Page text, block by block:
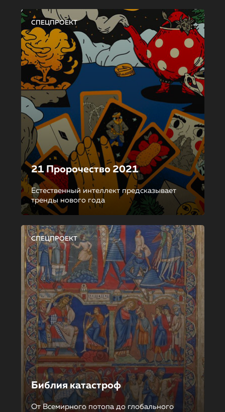
СПЕЦПРОЕКТ
21 Пророчество 2021
Естественный интеллект предсказывает
тренды нового года
СПЕЦПРОЕКТ
Библия катастроф
От Всемирного потопа до глобального